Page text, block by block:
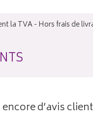
la TVA - Hors frais de
d’avis